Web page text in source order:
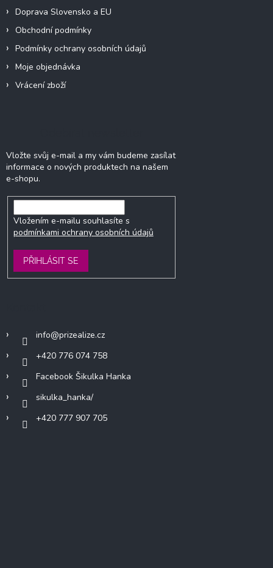
Doprava Slovensko a EU
Obchodní podmínky
Podmínky ochrany osobních údajů
Moje objednávka
Vrácení zboží
Vložte svůj e-mail a my vám budeme zasílat
informace o nových produktech na našem
e-shopu.
Vložením e-mailu souhlasíte s
podmínkami ochrany osobních údajů
PŘIHLÁSIT SE
info@prizealize.cz
+420 776 074 758
Facebook Šikulka Hanka
sikulka_hanka/
+420 777 907 705